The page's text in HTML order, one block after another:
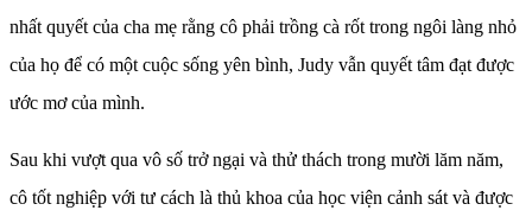
nhất quyết của cha mẹ rằng cô phải trồng cà rốt trong ngôi làng nhỏ
của họ để có một cuộc sống yên bình, Judy vẫn quyết tâm đạt được
ước mơ của mình.
Sau khi vượt qua vô số trở ngại và thử thách trong mười lăm năm,
cô tốt nghiệp với tư cách là thủ khoa của học viện cảnh sát và được